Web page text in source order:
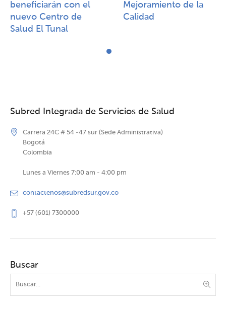
beneficiarán con el
nuevo Centro de
Salud El Tunal
Mejoramiento de la
Calidad​​
Subred Integrada de Servicios de Salud
Carrera 24C # 54 -47 sur (Sede Administrativa)
Bogotá
Colombia
Lunes a Viernes 7:00 am - 4:00 pm
contactenos@subredsur.gov.co
+57 (601) 7300000
Buscar